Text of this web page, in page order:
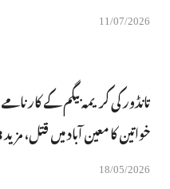
11/07/2026
تانڈور کی کریمہ بیگم کے
خواتین کا معین آباد میں قتل، مزید 8 خواتین کی پولیس میں شکایت
18/05/2026